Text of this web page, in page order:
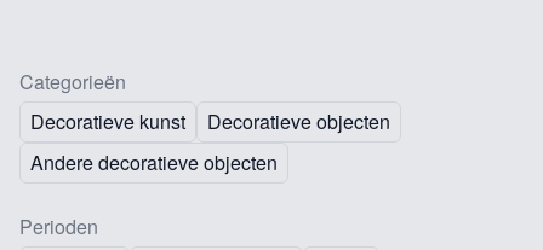
Categorieën
Decoratieve kunst
Decoratieve objecten
Andere decoratieve objecten
Perioden